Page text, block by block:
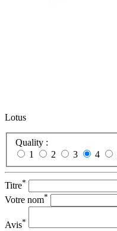
Lotus
Quality :
1
2 3 4
Titre*
Votre nom*
Avis*